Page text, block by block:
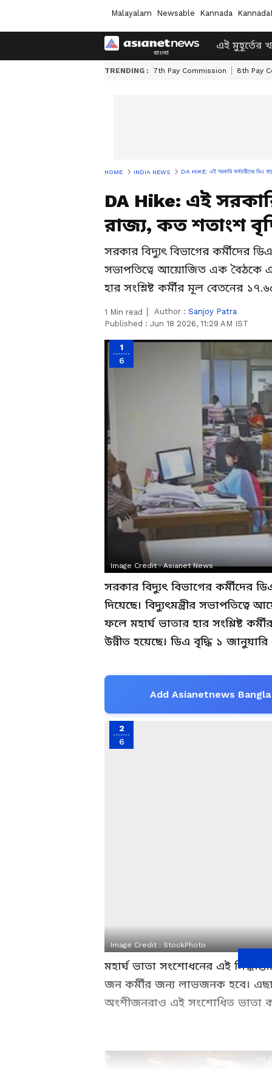
Malayalam Newsable Kannada
এই মুহূর্তের
TRENDING : 7th Pay Commission 8th Pay
HOME INDIA NEWS DA HIKE: এই সরকারি কর্মচারীদের ডিএ
DA Hike: এই
রাজ্য, কত শতাংশ
সরকার বিদ্যুৎ বিভাগের কর্মীদের
সভাপতিত্বে আয়োজিত এক বৈঠকে এই
হার সংশ্লিষ্ট কর্মীর মূল বেতনের
1 Min read Author : Sanjoy Patra
Published : Jun 18 2026, 11:29 AM IST
1
6
Image Credit :Asianet News
সরকার বিদ্যুৎ বিভাগের কর্মীদের
দিয়েছে। বিদ্যুৎমন্ত্রীর
ফলে মহার্ঘ ভাতার হার সংশ্লিষ্ট
উন্নীত হয়েছে। ডিএ বৃদ্ধি ১
Add Asianetnews
2
6
Image Credit :StockPhoto
মহার্ঘ ভাতা সংশোধনের এই
জন কর্মীর জন্য লাভজনক হবে।
অংশীজনরাও এই সংশোধিত ভাতা